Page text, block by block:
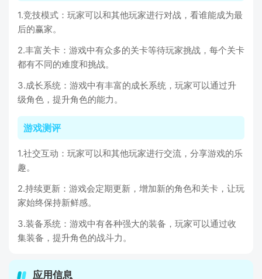
1.竞技模式：玩家可以和其他玩家进行对战，看谁能成为最
后的赢家。
2.丰富关卡：游戏中有众多的关卡等待玩家挑战，每个关卡
都有不同的难度和挑战。
3.成长系统：游戏中有丰富的成长系统，玩家可以通过升
级角色，提升角色的能力。
游戏测评
1.社交互动：玩家可以和其他玩家进行交流，分享游戏的乐
趣。
2.持续更新：游戏会定期更新，增加新的角色和关卡，让玩
家始终保持新鲜感。
3.装备系统：游戏中有各种强大的装备，玩家可以通过收
集装备，提升角色的战斗力。
应用信息